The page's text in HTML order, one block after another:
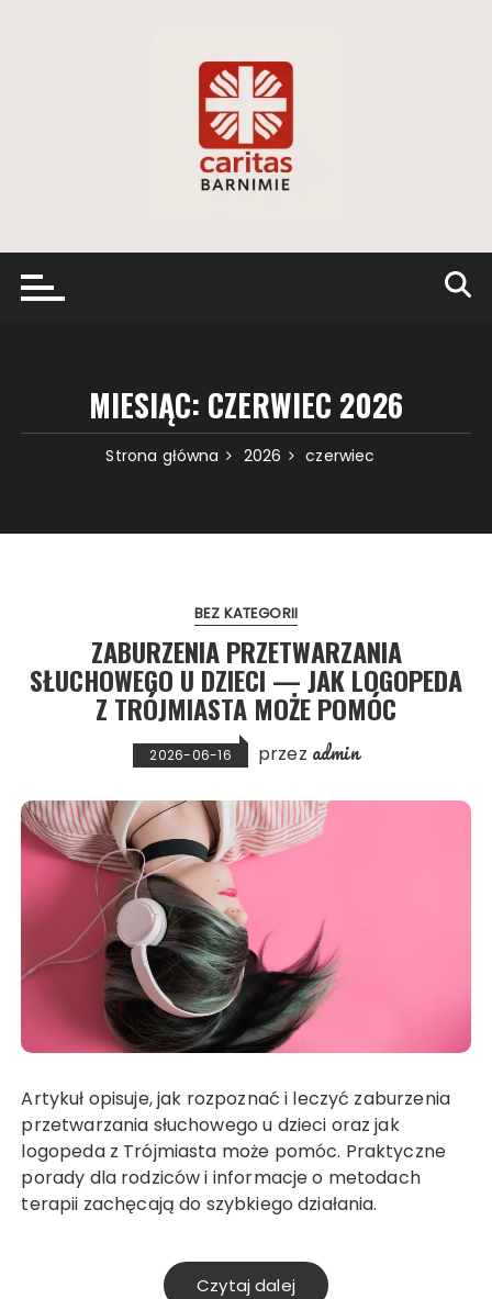
MIESIĄC: CZERWIEC 2026
Strona główna 2026 czerwiec
BEZ KATEGORII
ZABURZENIA PRZETWARZANIA
SŁUCHOWEGO U DZIECI — JAK LOGOPEDA
Z TRÓJMIASTA MOŻE POMÓC
2026-06-16 przez admin
Artykuł opisuje, jak rozpoznać i leczyć zaburzenia
przetwarzania słuchowego u dzieci oraz jak
logopeda z Trójmiasta może pomóc. Praktyczne
porady dla rodziców i informacje o metodach
terapii zachęcają do szybkiego działania.
Czytaj dalej